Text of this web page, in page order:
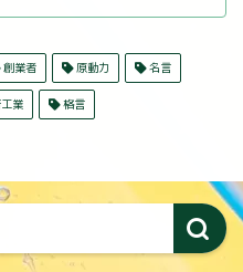
創業者 原動力 名言
業 格言